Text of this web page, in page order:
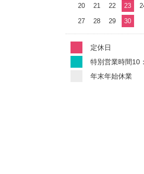
20 21 22 23
27 28 29 30
定休日
特別営業時間10
年末年始休業